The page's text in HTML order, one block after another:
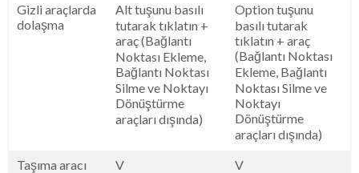
Gizli araçlarda
dolaşma
Alt tuşunu basılı
tutarak tıklatın +
araç (Bağlantı
Noktası Ekleme,
Bağlantı Noktası
Silme ve Noktayı
Dönüştürme
araçları dışında)
Option tuşunu
basılı tutarak
tıklatın + araç
(Bağlantı Noktası
Ekleme, Bağlantı
Noktası Silme ve
Noktayı
Dönüştürme
araçları dışında)
Taşıma aracı
V
V